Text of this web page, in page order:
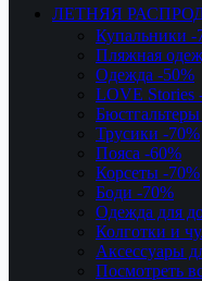
ЛЕТНЯЯ
Купальники -
Пляжная
Одежда -50%
LOVE Stories
Бюстгальтеры
Трусики -70%
Пояса -60%
Корсеты -70%
Боди -70%
Одежда для
Колготки и
Аксессуары
Посмотреть